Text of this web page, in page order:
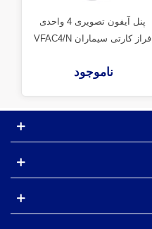
پنل آیفون تصویری 4 واحدی
فراز کارتی سیماران VFAC4/N
ناموجود